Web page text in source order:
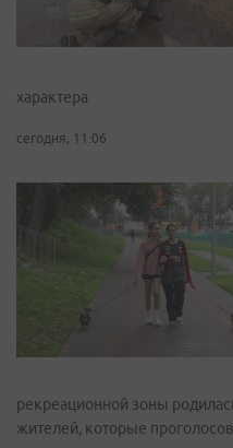
характера
сегодня, 11:06
рекреационной зоны
жителей, которые